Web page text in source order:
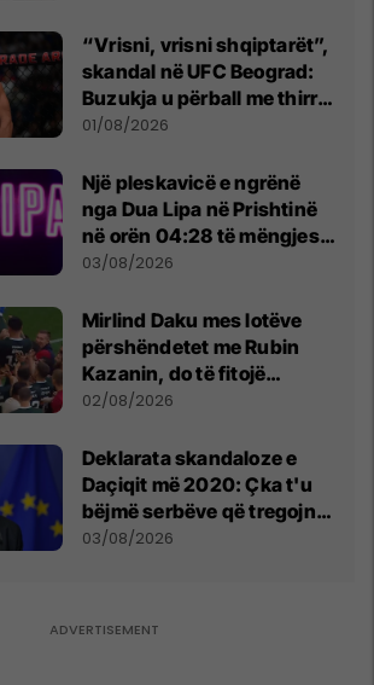
“Vrisni, vrisni shqiptarët”,
skandal në UFC Beograd:
Buzukja u përball me thirrje
anti-shqiptare nga
01/08/2026
Një pleskavicë e ngrënë
nga Dua Lipa në Prishtinë
në orën 04:28 të mëngjesit
- dhe bota digjitale serbe
03/08/2026
Mirlind Daku mes lotëve
përshëndetet me Rubin
Kazanin, do të fitojë
miliona te Spartak Moska
02/08/2026
​Deklarata skandaloze e
Daçiqit më 2020: Çka t'u
bëjmë serbëve që tregojnë
ku janë varrosur shqiptarët
03/08/2026